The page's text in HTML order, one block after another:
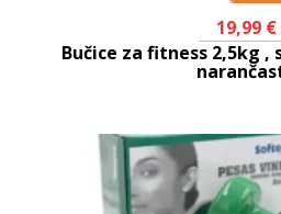
19,99 €
Bučice za fitness 2,5kg ,